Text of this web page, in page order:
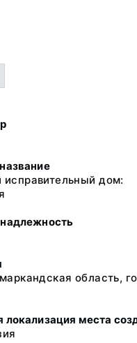
дом:
область,
локализация места